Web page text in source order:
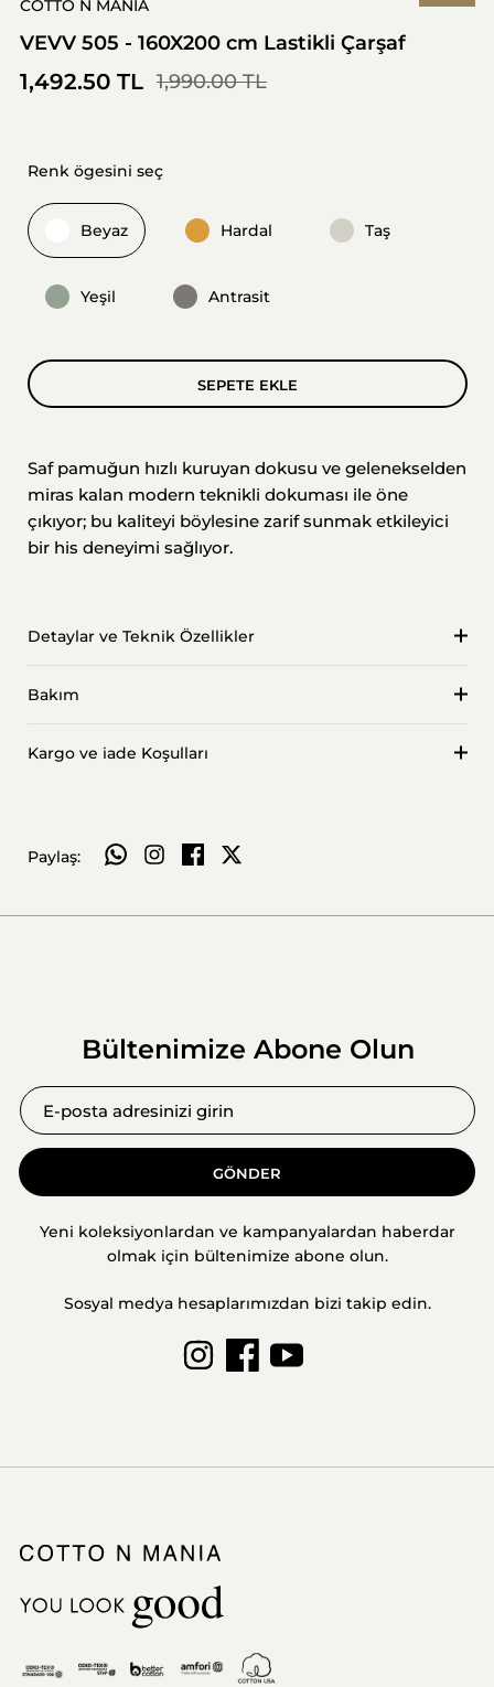
COTTO N MANIA
VEVV 505 - 160X200 cm Lastikli Çarşaf
1,492.50 TL 1,990.00 TL
Renk ögesini seç
Beyaz Hardal Taş
Yeşil Antrasit
SEPETE EKLE
Saf pamuğun hızlı kuruyan dokusu ve gelenekselden
miras kalan modern teknikli dokuması ile öne
çıkıyor; bu kaliteyi böylesine zarif sunmak etkileyici
bir his deneyimi sağlıyor.
Detaylar ve Teknik Özellikler
Bakım
Kargo ve iade Koşulları
Paylaş: WhatsApp ile paylaş
Bültenimize Abone Olun
GÖNDER
Yeni koleksiyonlardan ve kampanyalardan haberdar
olmak için bültenimize abone olun.
Sosyal medya hesaplarımızdan bizi takip edin.